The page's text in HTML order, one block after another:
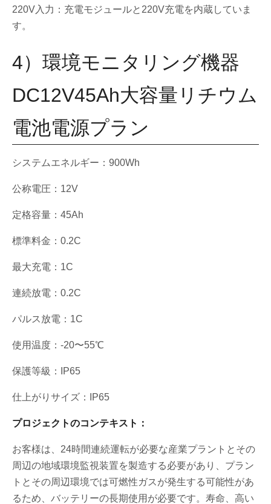
220V入力：充電モジュールと220V充電を内蔵していま
す。
4）環境モニタリング機器
DC12V45Ah大容量リチウム
電池電源プラン
システムエネルギー：900Wh
公称電圧：12V
定格容量：45Ah
標準料金：0.2C
最大充電：1C
連続放電：0.2C
パルス放電：1C
使用温度：-20〜55℃
保護等級：IP65
仕上がりサイズ：IP65
プロジェクトのコンテキスト：
お客様は、24時間連続運転が必要な産業プラントとその
周辺の地域環境監視装置を製造する必要があり、プラン
トとその周辺環境では可燃性ガスが発生する可能性があ
るため、バッテリーの長期使用が必要です。寿命、高い